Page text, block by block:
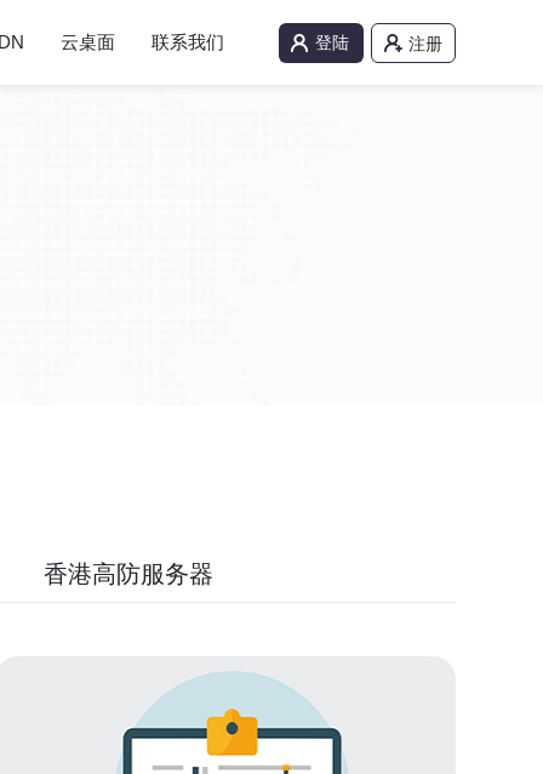
云桌面 联系我们 登陆 注册
香港高防服务器